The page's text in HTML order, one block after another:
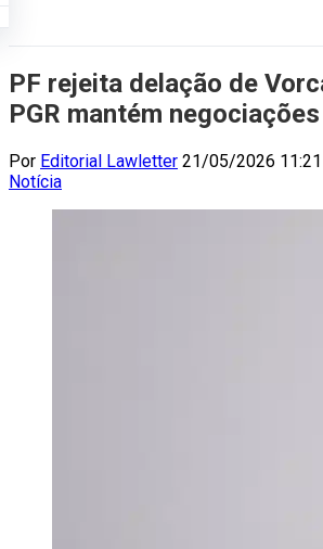
PF rejeita delação de
PGR mantém
Por Editorial Lawletter 21/05/2026 11:21
Notícia